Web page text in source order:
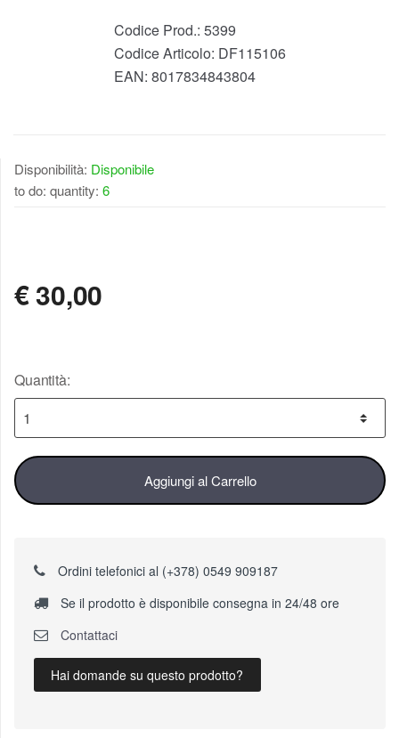
Codice Prod.: 5399
Codice Articolo: DF115106
EAN: 8017834843804
Disponibilità: Disponibile
to do: quantity: 6
€30,00
Quantità:
Aggiungi al Carrello
Ordini telefonici al (+378) 0549 909187
Se il prodotto è disponibile consegna in 24/48 ore
Contattaci
Hai domande su questo prodotto?